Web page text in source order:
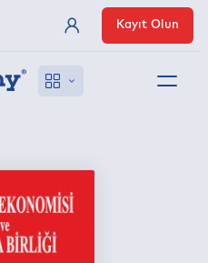
Üye Girişi
Kayıt Olun